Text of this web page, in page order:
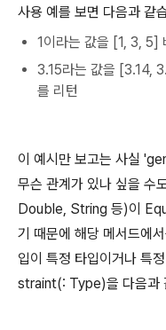
사용 예를 보면 다음과 같
1이라는 값을 [1, 3, 5]
3.15라는 값을 [3.14,
를 리턴
이 예시만 보고는 사실
무슨 관계가 있나 싶을 수
Double, String 등)이
기 때문에 해당 메서드에
입이 특정 타입이거나 특
straint(: Type)을 다음과